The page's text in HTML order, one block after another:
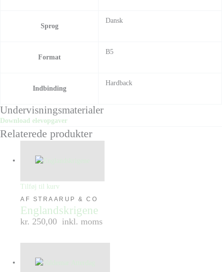
Sprog
Dansk
Format
B5
Indbinding
Hardback
Undervisningsmaterialer
Download elevopgaver
Relaterede produkter
Tilføj til kurv
AF STRAARUP & CO
Englandskrigene
kr. 250,00 inkl. moms